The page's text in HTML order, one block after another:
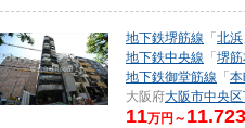
地下鉄堺筋線 「 北浜
地下鉄中央線 「 堺
地下鉄御堂筋線 「
大阪府大阪市中央区
11万円～ 11.723